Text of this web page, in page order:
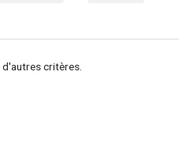
critères.